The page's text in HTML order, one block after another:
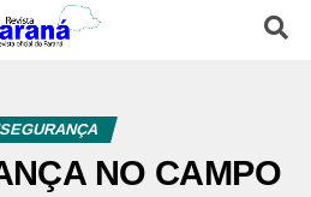
NO CAMPO